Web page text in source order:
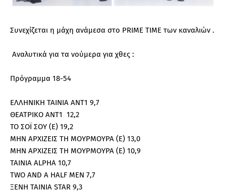
Συνεχίζεται η μάχη ανάμεσα στο PRIME TIME των καναλιών .
Αναλυτικά για τα νούμερα για χθες :
Πρόγραμμα 18-54
ΕΛΛΗΝΙΚΗ ΤΑΙΝΙΑ ΑΝΤ1 9,7
ΘΕΑΤΡΙΚΟ ΑΝΤ1 12,2
ΤΟ ΣΟΪ ΣΟΥ (E) 19,2
ΜΗΝ ΑΡΧΙΖΕΙΣ ΤΗ ΜΟΥΡΜΟΥΡΑ (E) 13,0
ΜΗΝ ΑΡΧΙΖΕΙΣ ΤΗ ΜΟΥΡΜΟΥΡΑ (E) 10,9
TAINIA ALPHA 10,7
TWO AND A HALF MEN 7,7
ΞΕΝΗ ΤΑΙΝΙΑ STAR 9,3